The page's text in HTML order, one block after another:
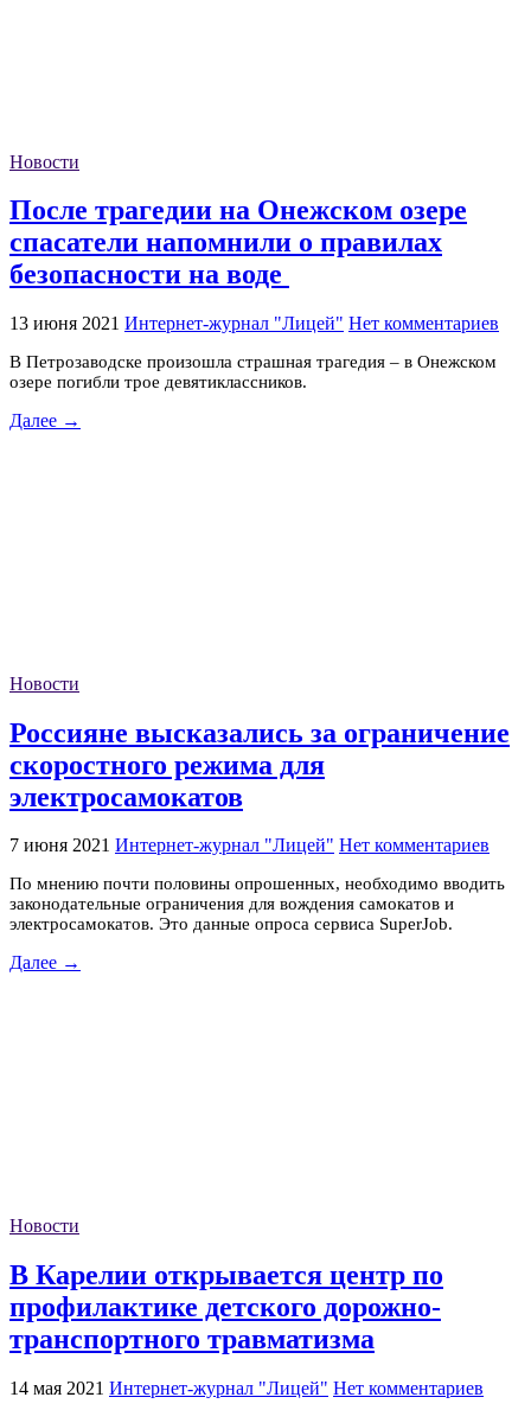
Новости
После трагедии на Онежском озере
спасатели напомнили о правилах
безопасности на воде
13 июня 2021 Интернет-журнал "Лицей" Нет комментариев
В Петрозаводске произошла страшная трагедия – в Онежском
озере погибли трое девятиклассников.
Далее →
Новости
Россияне высказались за ограничение
скоростного режима для
электросамокатов
7 июня 2021 Интернет-журнал "Лицей" Нет комментариев
По мнению почти половины опрошенных, необходимо вводить
законодательные ограничения для вождения самокатов и
электросамокатов. Это данные опроса сервиса SuperJob.
Далее →
Новости
В Карелии открывается центр по
профилактике детского дорожно-
транспортного травматизма
14 мая 2021 Интернет-журнал "Лицей" Нет комментариев